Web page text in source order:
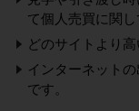
て個人売買に関し
どのサイトより高
インターネット
です。